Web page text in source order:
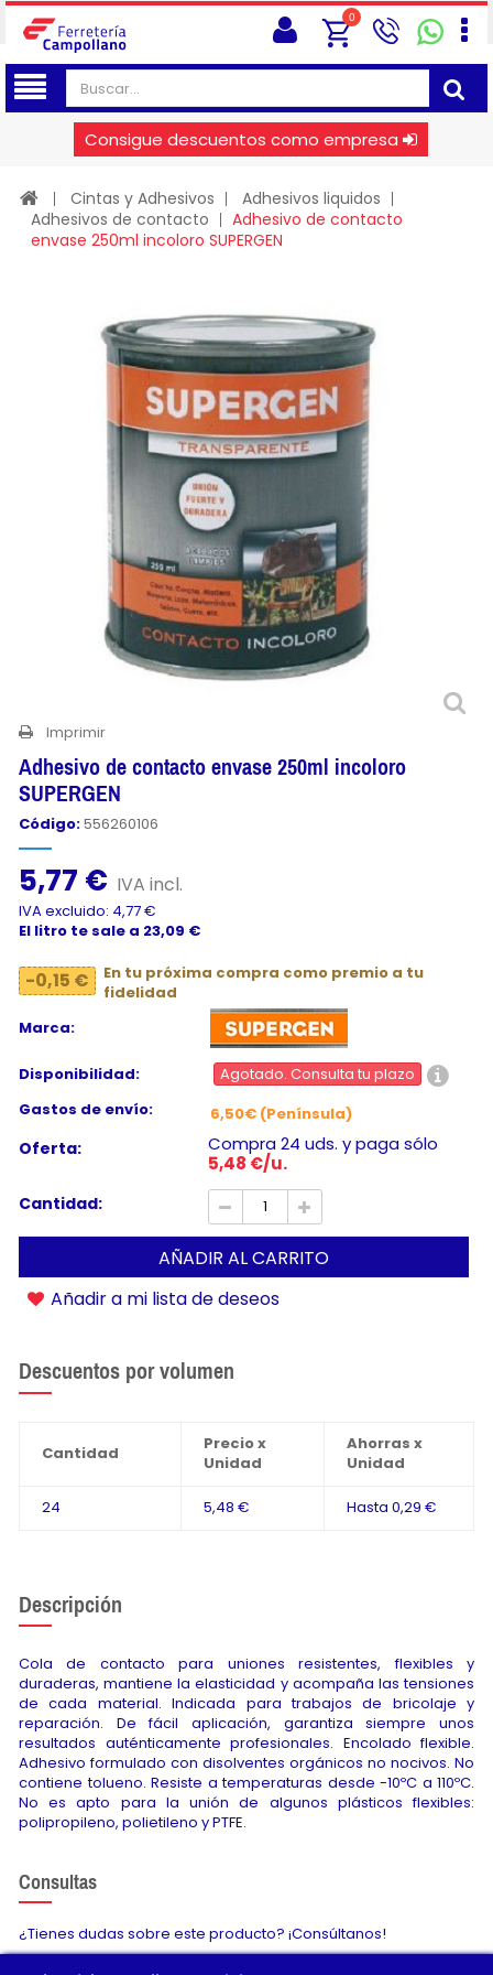
0
Consigue descuentos como empresa
Cintas y Adhesivos
Adhesivos liquidos
Adhesivos de contacto
Adhesivo de contacto
envase 250ml incoloro SUPERGEN
Imprimir
Adhesivo de contacto envase 250ml incoloro
SUPERGEN
Código:556260106
5,77 € IVA incl.
IVA excluido: 4,77 €
El litro te sale a 23,09 €
-0,15 €
En tu próxima compra como premio a tu
fidelidad
Marca:
Disponibilidad:
Agotado. Consulta tu plazo
Gastos de envío:
6,50€ (Península)
Oferta:
Compra 24 uds. y paga sólo
5,48 €/u.
Cantidad:
AÑADIR AL CARRITO
Añadir a mi lista de deseos
Descuentos por volumen
Cantidad
Precio x
Unidad
Ahorras x
Unidad
24 5,48 € Hasta 0,29 €
Descripción
Cola de contacto para uniones resistentes, flexibles y
duraderas, mantiene la elasticidad y acompaña las tensiones
de cada material. Indicada para trabajos de bricolaje y
reparación. De fácil aplicación, garantiza siempre unos
resultados auténticamente profesionales. Encolado flexible.
Adhesivo formulado con disolventes orgánicos no nocivos. No
contiene tolueno. Resiste a temperaturas desde -10ºC a 110ºC.
No es apto para la unión de algunos plásticos flexibles:
polipropileno, polietileno y PTFE.
Consultas
¿Tienes dudas sobre este producto? ¡Consúltanos!